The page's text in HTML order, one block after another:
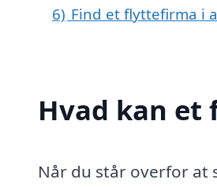
6) Find et flyttefirma i
Hvad kan
Når du står overfor at